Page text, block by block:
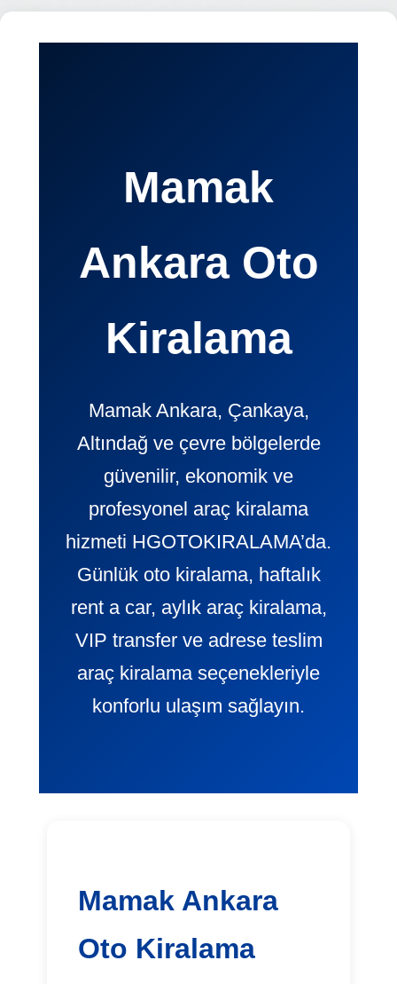
Mamak
Ankara Oto
Kiralama
Mamak Ankara, Çankaya,
Altındağ ve çevre bölgelerde
güvenilir, ekonomik ve
profesyonel araç kiralama
hizmeti HGOTOKIRALAMA’da.
Günlük oto kiralama, haftalık
rent a car, aylık araç kiralama,
VIP transfer ve adrese teslim
araç kiralama seçenekleriyle
konforlu ulaşım sağlayın.
Mamak Ankara
Oto Kiralama